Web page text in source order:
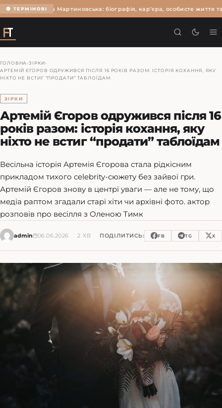
🔴 ТЕРМІНОВІОльга Мартиновська: біографія, кар’єра, особисте життя та
ГОЛОВНА ›ЗІРКИ›
АРТЕМІЙ ЄГОРОВ ОДРУЖИВСЯ ПІСЛЯ 16 РОКІВ РАЗОМ: ІСТОРІЯ КОХАННЯ, ЯКУ
НІХТО НЕ ВСТИГ “ПРОДАТИ” ТАБЛОЇДАМ
ЗІРКИ
Артемій Єгоров одружився після 16
років разом: історія кохання, яку
ніхто не встиг “продати” таблоїдам
Весільна історія Артемія Єгорова стала рідкісним
прикладом тихого celebrity-сюжету без зайвої гри.
Артемій Єгоров знову в центрі уваги — але не тому, що
медіа раптом згадали старі хіти чи архівні фото. актор
розповів про весілля з Оленою Тимк
admin 06.06.2026 2 ХВ ПОДІЛИТИСЬ: FB TG X